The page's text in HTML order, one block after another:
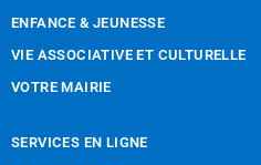
ENFANCE & JEUNESSE
VIE ASSOCIATIVE ET CULTURELLE
VOTRE MAIRIE
SERVICES EN LIGNE